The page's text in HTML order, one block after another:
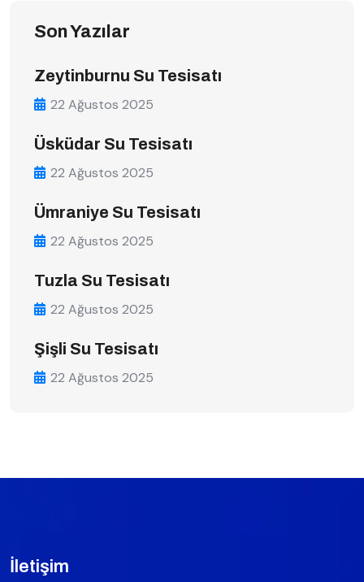
Son Yazılar
Zeytinburnu Su Tesisatı
22 Ağustos 2025
Üsküdar Su Tesisatı
22 Ağustos 2025
Ümraniye Su Tesisatı
22 Ağustos 2025
Tuzla Su Tesisatı
22 Ağustos 2025
Şişli Su Tesisatı
22 Ağustos 2025
İletişim